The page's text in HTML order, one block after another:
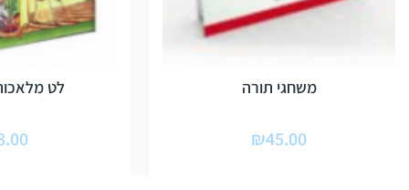
משחגי תורה
₪45.00
לט